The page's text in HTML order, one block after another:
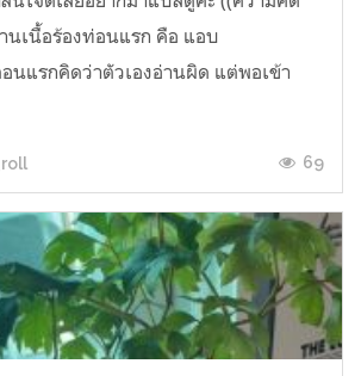
นเนื้อร้องท่อนแรก คือ แอบ
นแรกคิดว่าตัวเองอ่านผิด แต่พอเข้า
69